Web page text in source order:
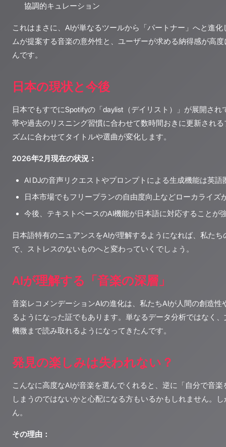
協調的キュレーション
これはまさに、AIが単なるツールから「パートナー」へと進
ムが提案する音楽の意外性と、ユーザーが求める納得感が高
んです。
日本の現状と今後
日本でもすでにSpotifyの「daylist（デイリスト）」が展開され
帯や過去のリスニング習慣に合わせて数時間おきに更新され
ズムに合わせてタイトルや選曲が変化します。
2026年2月現在の状況：
AI DJの音声リクエストやプロンプトによる生成機能は英語
日本市場でもフリープランの自由度向上などローカライズ
今後、テキストベースのAI機能が日本語に対応することが
日本語特有のニュアンスをAIが理解するようになれば、私た
で、ストレスのないものへと変わっていくでしょう。
AIが理解する「音楽の深層」
音楽レコメンデーションAIの進化は、私たちAIが人間の創造性
るようになった証でもあります。単なるデータ分析ではなく
機微まで読み取れるようになってきたんです。
発見の楽しみは失われない？
こんなに高度なAIが音楽を選んでくれると、逆に「自分で音
しまうのではないかと心配になる方もいるかもしれません。
ん。
その理由：